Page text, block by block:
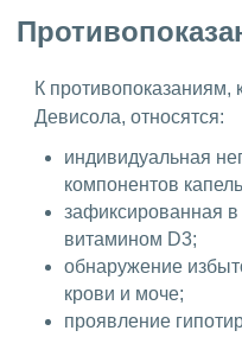
К
Девисола, относятся:
индивидуальная
компонентов
зафиксированная
витамином D3;
обнаружение
крови и моче;
проявление